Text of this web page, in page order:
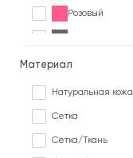
Розовый
Синий
Материал
Натуральная кожа
Сетка
Сетка/Ткань